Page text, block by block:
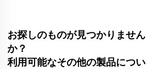
お探しのものが見つかりません
か？
利用可能なその他の製品につい